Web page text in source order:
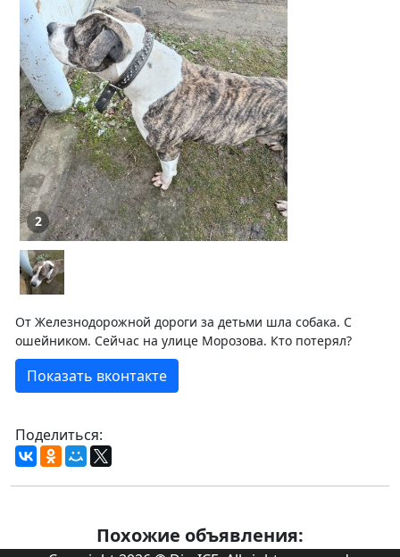
2
От Железнодорожной дороги за детьми шла собака. С
ошейником. Сейчас на улице Морозова. Кто потерял?
Показать вконтакте
Поделиться:
Похожие объявления: